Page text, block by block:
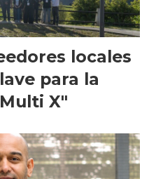
locales
para la
X"